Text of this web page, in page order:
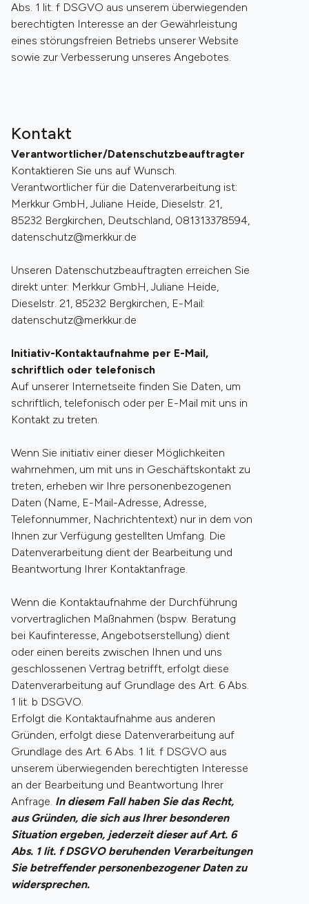
Abs. 1 lit. f DSGVO aus unserem überwiegenden
berechtigten Interesse an der Gewährleistung
eines störungsfreien Betriebs unserer Website
sowie zur Verbesserung unseres Angebotes.
Kontakt
Verantwortlicher/Datenschutzbeauftragter
Kontaktieren Sie uns auf Wunsch.
Verantwortlicher für die Datenverarbeitung ist:
Merkkur GmbH, Juliane Heide, Dieselstr. 21,
85232 Bergkirchen, Deutschland, 081313378594,
datenschutz@merkkur.de
Unseren Datenschutzbeauftragten erreichen Sie
direkt unter: Merkkur GmbH, Juliane Heide,
Dieselstr. 21, 85232 Bergkirchen, E-Mail:
datenschutz@merkkur.de
Initiativ-Kontaktaufnahme per E-Mail,
schriftlich oder telefonisch
Auf unserer Internetseite finden Sie Daten, um
schriftlich, telefonisch oder per E-Mail mit uns in
Kontakt zu treten.
Wenn Sie initiativ einer dieser Möglichkeiten
wahrnehmen, um mit uns in Geschäftskontakt zu
treten, erheben wir Ihre personenbezogenen
Daten (Name, E-Mail-Adresse, Adresse,
Telefonnummer, Nachrichtentext) nur in dem von
Ihnen zur Verfügung gestellten Umfang. Die
Datenverarbeitung dient der Bearbeitung und
Beantwortung Ihrer Kontaktanfrage.
Wenn die Kontaktaufnahme der Durchführung
vorvertraglichen Maßnahmen (bspw. Beratung
bei Kaufinteresse, Angebotserstellung) dient
oder einen bereits zwischen Ihnen und uns
geschlossenen Vertrag betrifft, erfolgt diese
Datenverarbeitung auf Grundlage des Art. 6 Abs.
1 lit. b DSGVO.
Erfolgt die Kontaktaufnahme aus anderen
Gründen, erfolgt diese Datenverarbeitung auf
Grundlage des Art. 6 Abs. 1 lit. f DSGVO aus
unserem überwiegenden berechtigten Interesse
an der Bearbeitung und Beantwortung Ihrer
Anfrage. In diesem Fall haben Sie das Recht,
aus Gründen, die sich aus Ihrer besonderen
Situation ergeben, jederzeit dieser auf Art. 6
Abs. 1 lit. f DSGVO beruhenden Verarbeitungen
Sie betreffender personenbezogener Daten zu
widersprechen.